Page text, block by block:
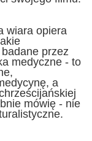
wiara opiera
badane przez
medyczne - to
a
mówię - nie